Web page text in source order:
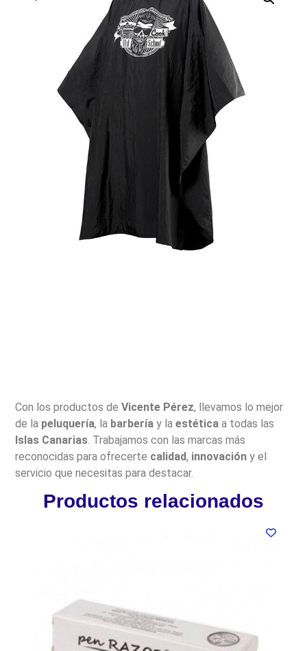
Con los productos deVicente Pérez, llevamos lo mejor
de la peluquería, la barbería y laestética a todas las
Islas Canarias . Trabajamos con las marcas más
reconocidas para ofrecerte calidad, innovación y el
servicio que necesitas para destacar.
Productos relacionados